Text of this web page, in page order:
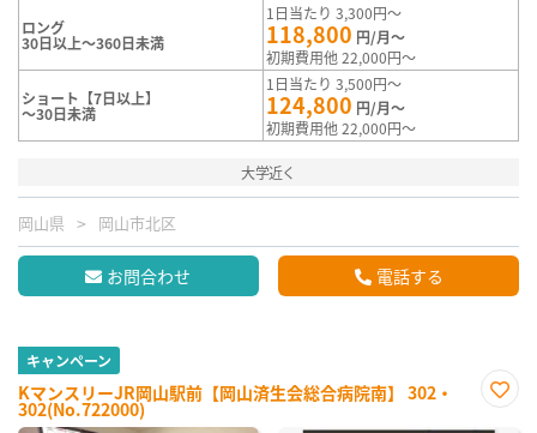
ロング
30日以上～360日未満
1日当たり 3,300円～
118,800 円/月～
初期費用他 22,000円～
ショート【7日以上】
～30日未満
1日当たり 3,500円～
124,800 円/月～
初期費用他 22,000円～
大学近く
岡山県 岡山市北区
お問合わせ 電話する
キャンペーン
KマンスリーJR岡山駅前【岡山済生会総合病院南】 302・
302(No.722000)